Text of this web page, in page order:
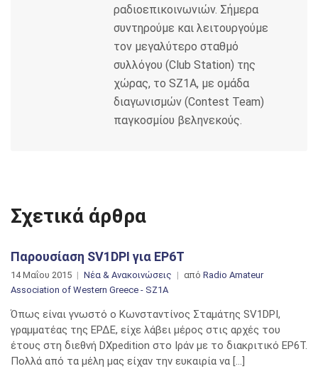
ραδιοεπικοινωνιών. Σήμερα
συντηρούμε και λειτουργούμε
τον μεγαλύτερο σταθμό
συλλόγου (Club Station) της
χώρας, το SZ1A, με ομάδα
διαγωνισμών (Contest Team)
παγκοσμίου βεληνεκούς.
Σχετικά άρθρα
Παρουσίαση SV1DPI για EP6T
14 Μαΐου 2015 Νέα & Ανακοινώσεις από Radio Amateur
Association of Western Greece - SZ1A
Όπως είναι γνωστό ο Κωνσταντίνος Σταμάτης SV1DPI,
γραμματέας της ΕΡΔΕ, είχε λάβει μέρος στις αρχές του
έτους στη διεθνή DXpedition στο Ιράν με το διακριτικό EP6T.
Πολλά από τα μέλη μας είχαν την ευκαιρία να […]